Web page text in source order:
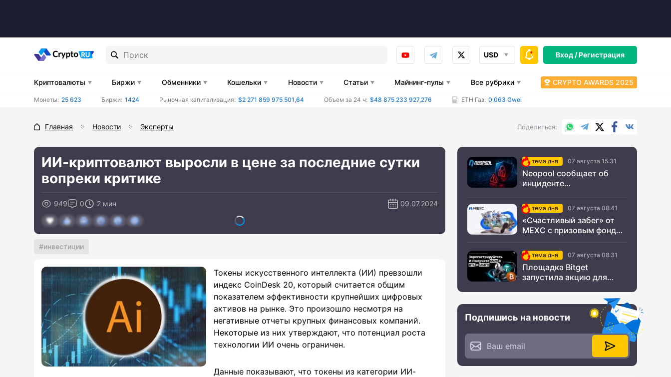
USD Вход /Регистрация
Криптовалюты Биржи Обменники Кошельки Новости Статьи Майнинг-пулы Все рубрики CRYPTO AWARDS 2025
Монеты: 25 623 Биржи: 1424 Рыночная капитализация: $2 271 859 975 501,64 Объем за 24 ч: $48 875 233 927,276 ETH Газ: 0,063 Gwei
Главная Новости Эксперты Поделиться WhatsApp
TelegramX.comFacebook
ИИ-криптовалют выросли в цене за последние сутки
вопреки критике
949 0 2 мин 09.07.2024
инвестиции
Токены искусственного интеллекта (ИИ) превзошли
индекс CoinDesk 20, который считается общим
показателем эффективности крупнейших цифровых
активов на рынке. Это произошло несмотря на
негативные отчеты крупных финансовых компаний.
Некоторые из них утверждают, что потенциал роста
технологии ИИ очень ограничен.
Данные показывают, что токены из категории ИИ-
тема дня 07 августа 15:31
Neopool сообщает об
инциденте
безопасности
тема дня 07 августа 08:41
«Счастливый забег» от
MEXC с призовым фондом
тема дня 07 августа 08:31
Площадка Bitget
запустила акцию для
Подпишись на новости